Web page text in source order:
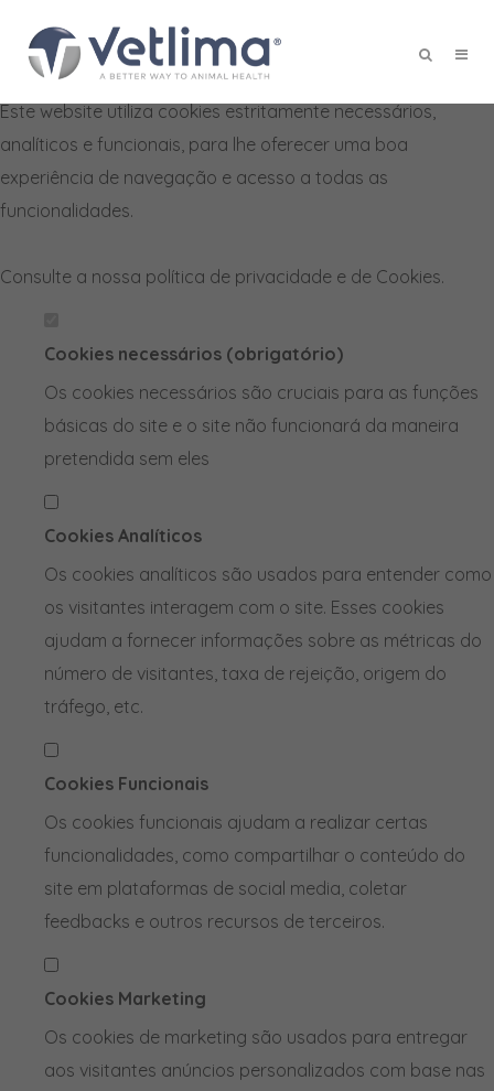
Defina as suas preferências de
cookies para este website.
Este website utiliza cookies estritamente necessários,
analíticos e funcionais, para lhe oferecer uma boa
experiência de navegação e acesso a todas as
funcionalidades.
Consulte a nossa política de privacidade e de Cookies.
Cookies necessários (obrigatório)
Os cookies necessários são cruciais para as funções
básicas do site e o site não funcionará da maneira
pretendida sem eles
Cookies Analíticos
Os cookies analíticos são usados para entender como
os visitantes interagem com o site. Esses cookies
ajudam a fornecer informações sobre as métricas do
número de visitantes, taxa de rejeição, origem do
tráfego, etc.
Cookies Funcionais
Os cookies funcionais ajudam a realizar certas
funcionalidades, como compartilhar o conteúdo do
site em plataformas de social media, coletar
feedbacks e outros recursos de terceiros.
Cookies Marketing
Os cookies de marketing são usados para entregar
aos visitantes anúncios personalizados com base nas